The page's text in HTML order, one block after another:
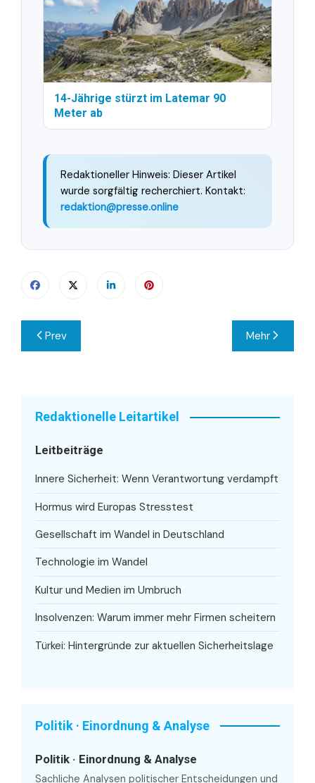
14-Jährige stürzt im Latemar 90
Meter ab
Redaktioneller Hinweis: Dieser Artikel
wurde sorgfältig recherchiert. Kontakt:
redaktion@presse.online
Beitragsnavigation
Prev Mehr
Redaktionelle Leitartikel
Leitbeiträge
Innere Sicherheit: Wenn Verantwortung verdampft
Hormus wird Europas Stresstest
Gesellschaft im Wandel in Deutschland
Technologie im Wandel
Kultur und Medien im Umbruch
Insolvenzen: Warum immer mehr Firmen scheitern
Türkei: Hintergründe zur aktuellen Sicherheitslage
Politik · Einordnung & Analyse
Politik · Einordnung & Analyse
Sachliche Analysen politischer Entscheidungen und